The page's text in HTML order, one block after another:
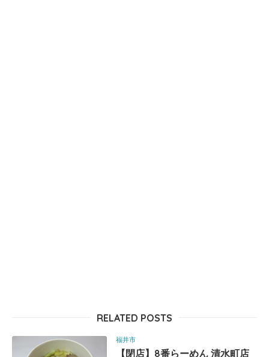
RELATED POSTS
福井市
【閉店】8番らーめん 清水町店